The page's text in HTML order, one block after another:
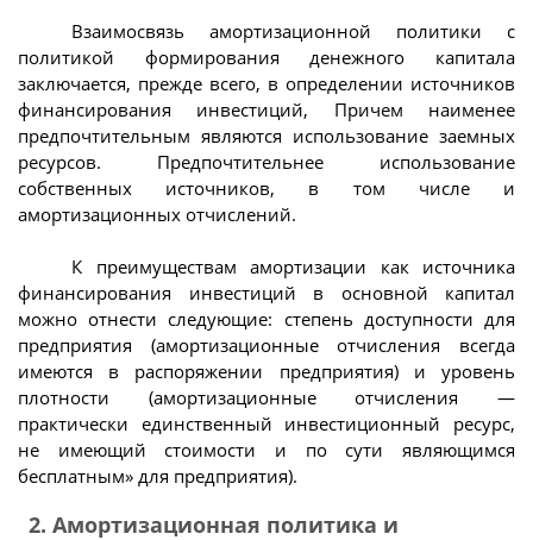
Взаимосвязь амортизационной политики с
политикой формирования денежного капитала
заключается, прежде всего, в определении источников
финансирования инвестиций, Причем наименее
предпочтительным являются использование заемных
ресурсов. Предпочтительнее использование
собственных источников, в том числе и
амортизационных отчислений.
К преимуществам амортизации как источника
финансирования инвестиций в основной капитал
можно отнести следующие: степень доступности для
предприятия (амортизационные отчисления всегда
имеются в распоряжении предприятия) и уровень
плотности (амортизационные отчисления —
практически единственный инвестиционный ресурс,
не имеющий стоимости и по сути являющимся
бесплатным» для предприятия).
2. Амортизационная политика и